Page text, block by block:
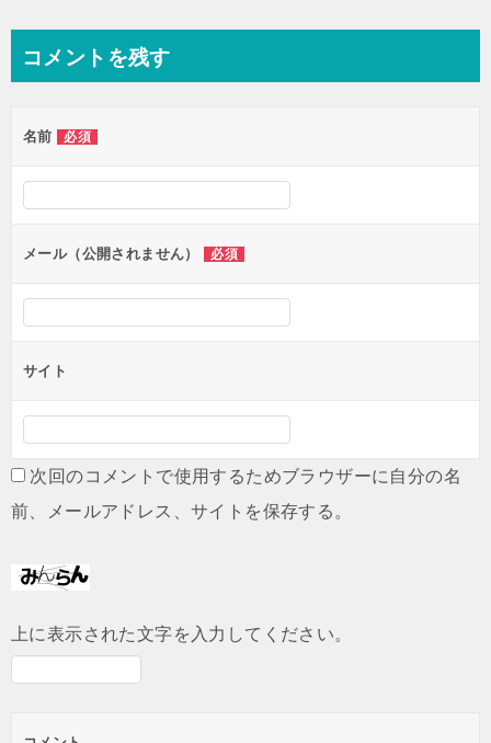
ビ
ー
シ
ン
コメントを残す
名前 必須
メール（公開されません） 必須
サイト
次回のコメントで使用するためブラウザーに自分の名
前、メールアドレス、サイトを保存する。
上に表示された文字を入力してください。